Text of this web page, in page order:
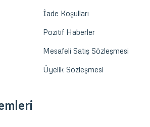
İade Koşulları
Pozitif Haberler
Mesafeli Satış Sözleşmesi
Üyelik Sözleşmesi